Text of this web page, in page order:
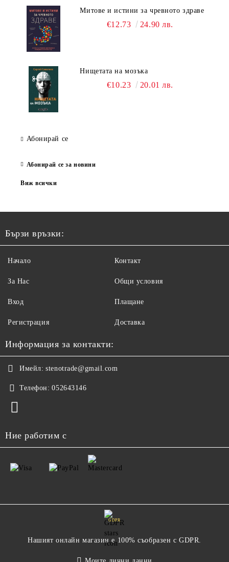
Митове и истини за чревното здраве
€12.73 24.90 лв.
Нищетата на мозъка
€10.23 20.01 лв.
Абонирай се
Абонирай се за новини
Виж всички
Бързи връзки:
Начало
За Нас
Вход
Регистрация
Контакт
Общи условия
Плащане
Доставка
Информация за контакти:
Имейл: stenotrade@gmail.com
Телефон: 052643146
Ние работим с
GDPR
Нашият онлайн магазин е 100% съобразен с GDPR.